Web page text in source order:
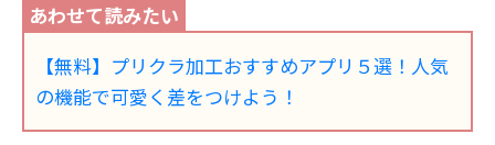
【無料】プリクラ加工おすすめアプリ５選！人気
の機能で可愛く差をつけよう！